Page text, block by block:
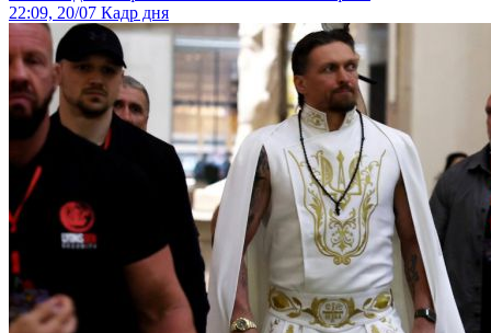
22:09, 20/07 Кадр дня